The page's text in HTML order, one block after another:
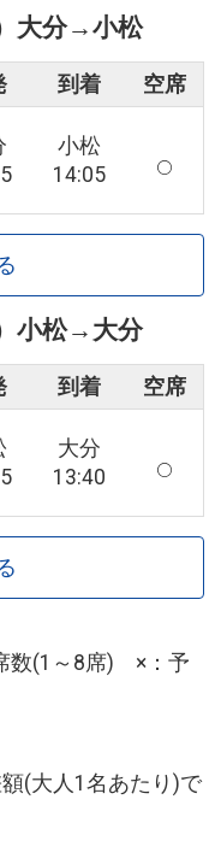
大分→小松
到着 空席
小松
14:05
小松→ 大分
到着 空席
大分
13:40
数(1～8席) ×：予
(大人1名あたり)で